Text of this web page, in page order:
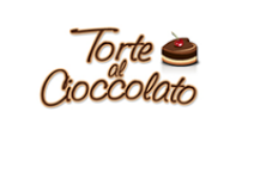
contenuto